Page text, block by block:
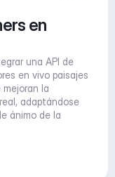
en
una API de
en vivo paisajes
la
adaptándose
ánimo de la